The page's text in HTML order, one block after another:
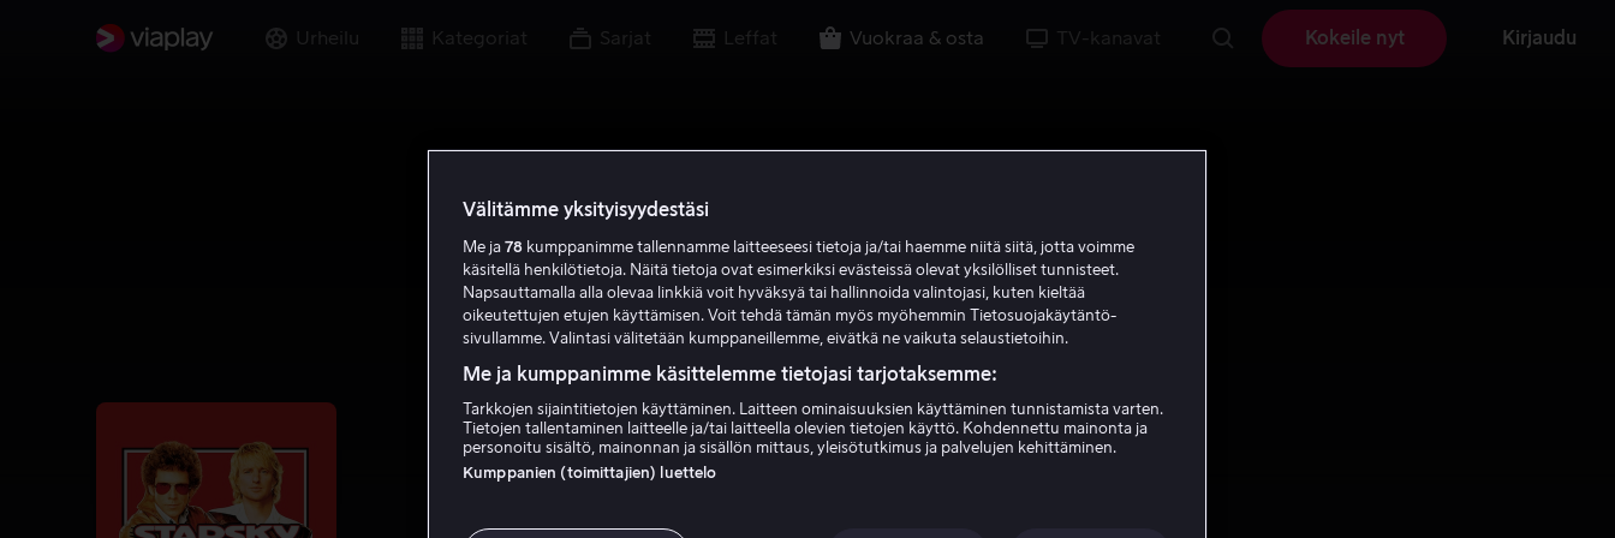
Urheilu Kategoriat Sarjat Leffat Vuokraa & osta TV-kanavat Kokeile nyt Kirjaudu
Välitämme yksityisyydestäsi
Me ja 78 kumppanimme tallennamme laitteeseesi tietoja ja/tai haemme niitä siitä, jotta voimme
käsitellä henkilötietoja. Näitä tietoja ovat esimerkiksi evästeissä olevat yksilölliset tunnisteet.
Napsauttamalla alla olevaa linkkiä voit hyväksyä tai hallinnoida valintojasi, kuten kieltää
oikeutettujen etujen käyttämisen. Voit tehdä tämän myös myöhemmin Tietosuojakäytäntö-
sivullamme. Valintasi välitetään kumppaneillemme, eivätkä ne vaikuta selaustietoihin.
Me ja kumppanimme käsittelemme tietojasi tarjotaksemme:
Tarkkojen sijaintitietojen käyttäminen. Laitteen ominaisuuksien käyttäminen tunnistamista varten.
Tietojen tallentaminen laitteelle ja/tai laitteella olevien tietojen käyttö. Kohdennettu mainonta ja
personoitu sisältö, mainonnan ja sisällön mittaus, yleisötutkimus ja palvelujen kehittäminen.
Kumppanien (toimittajien) luettelo